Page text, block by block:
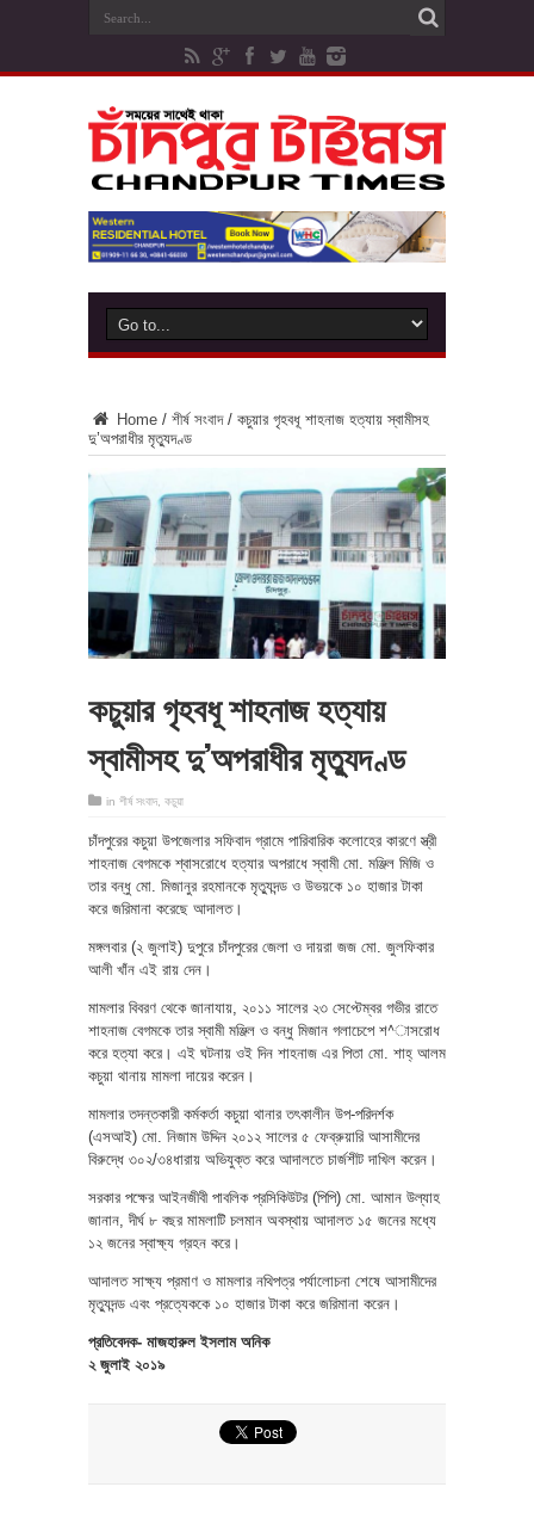
Home / শীর্ষ সংবাদ / কচুয়ার গৃহবধূ শাহনাজ হত্যায় স্বামীসহ
দু’অপরাধীর মৃত্যুদণ্ড
কচুয়ার গৃহবধূ শাহনাজ হত্যায়
স্বামীসহ দু’অপরাধীর মৃত্যুদণ্ড
in শীর্ষ সংবাদ কচুয়া
চাঁদপুরের কচুয়া উপজেলার সফিবাদ গ্রামে পারিবারিক কলোহের কারণে স্ত্রী
শাহনাজ বেগমকে শ্বাসরোধে হত্যার অপরাধে স্বামী মো. মঞ্জিল মিজি ও
তার বন্ধু মো. মিজানুর রহমানকে মৃত্যুদন্ড ও উভয়কে ১০ হাজার টাকা
করে জরিমানা করেছে আদালত।
মঙ্গলবার (২ জুলাই) দুপুরে চাঁদপুরের জেলা ও দায়রা জজ মো. জুলফিকার
আলী খাঁন এই রায় দেন।
মামলার বিবরণ থেকে জানাযায়, ২০১১ সালের ২৩ সেপ্টেম্বর গভীর রাতে
শাহনাজ বেগমকে তার স্বামী মঞ্জিল ও বন্ধু মিজান গলাচেপে শ^াসরোধ
করে হত্যা করে। এই ঘটনায় ওই দিন শাহনাজ এর পিতা মো. শাহ্ আলম
কচুয়া থানায় মামলা দায়ের করেন।
মামলার তদন্তকারী কর্মকর্তা কচুয়া থানার তৎকালীন উপ-পরিদর্শক
(এসআই) মো. নিজাম উদ্দিন ২০১২ সালের ৫ ফেব্রুয়ারি আসামীদের
বিরুদ্ধে ৩০২/৩৪ধারায় অভিযুক্ত করে আদালতে চার্জশীট দাখিল করেন।
সরকার পক্ষের আইনজীবী পাবলিক প্রসিকিউটর (পিপি) মো. আমান উল্যাহ
জানান, দীর্ঘ ৮ বছর মামলাটি চলমান অবস্থায় আদালত ১৫ জনের মধ্যে
১২ জনের স্বাক্ষ্য গ্রহন করে।
আদালত সাক্ষ্য প্রমাণ ও মামলার নথিপত্র পর্যালোচনা শেষে আসামীদের
মৃত্যুদন্ড এবং প্রত্যেককে ১০ হাজার টাকা করে জরিমানা করেন।
প্রতিবেদক- মাজহারুল ইসলাম অনিক
২ জুলাই ২০১৯